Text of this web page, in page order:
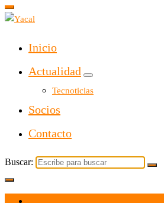
Yacal micro hosting
Inicio
Actualidad
Tecnoticias
Socios
Contacto
Buscar: